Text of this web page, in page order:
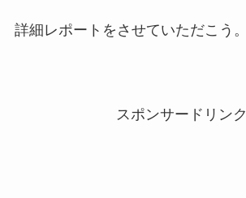
詳細レポートをさせていただこう。
スポンサードリンク